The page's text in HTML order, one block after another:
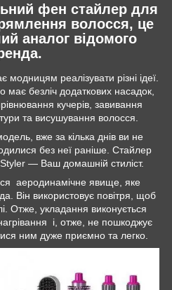
фен стайлер для
волосся, це
аналог відомого
модницям реалізувати різні ідеї.
безліч додаткових насадок,
кучерів, завивання
та висушування волосся.
вже за кілька днів ви не
без неї раніше. Стайлер
— Ваш домашній стиліст.
аеродинамічне явище, яке
Він використовує повітря, щоб
Отже, укладання виконується
і, отже, не пошкоджує
ним дуже приємно та легко.